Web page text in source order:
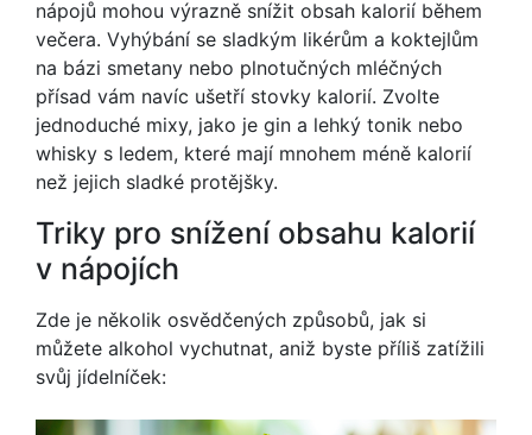
nápojů mohou výrazně snížit obsah kalorií během
večera. Vyhýbání se sladkým likérům a koktejlům
na bázi smetany nebo plnotučných mléčných
přísad vám navíc ušetří stovky kalorií. Zvolte
jednoduché mixy, jako je gin a lehký tonik nebo
whisky s ledem, které mají mnohem méně kalorií
než jejich sladké protějšky.
Triky pro snížení obsahu kalorií
v nápojích
Zde je několik osvědčených způsobů, jak si
můžete alkohol vychutnat, aniž byste příliš zatížili
svůj jídelníček: